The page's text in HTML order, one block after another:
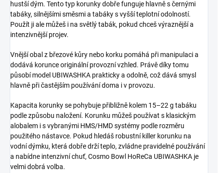
hustší dým. Tento typ korunky dobře funguje hlavně s černými
tabáky, silnějšími směsmi a tabáky s vyšší teplotní odolností.
Použít ji ale můžeš i na světlý tabák, pokud chceš výraznější a
intenzivnější projev.
Vnější obal z březové kůry nebo korku pomáhá při manipulaci a
dodává korunce originální provozní vzhled. Právě díky tomu
působí model UBIWASHKA prakticky a odolně, což dává smysl
hlavně při častějším používání doma i v provozu.
Kapacita korunky se pohybuje přibližně kolem 15–22 g tabáku
podle způsobu naložení. Korunku můžeš používat s klasickým
alobalem i s vybranými HMS/HMD systémy podle rozměru
použitého nástavce. Pokud hledáš robustní killer korunku na
vodní dýmku, která dobře drží teplo, zvládne pravidelné používání
a nabídne intenzivní chuť, Cosmo Bowl HoReCa UBIWASHKA je
velmi dobrá volba.